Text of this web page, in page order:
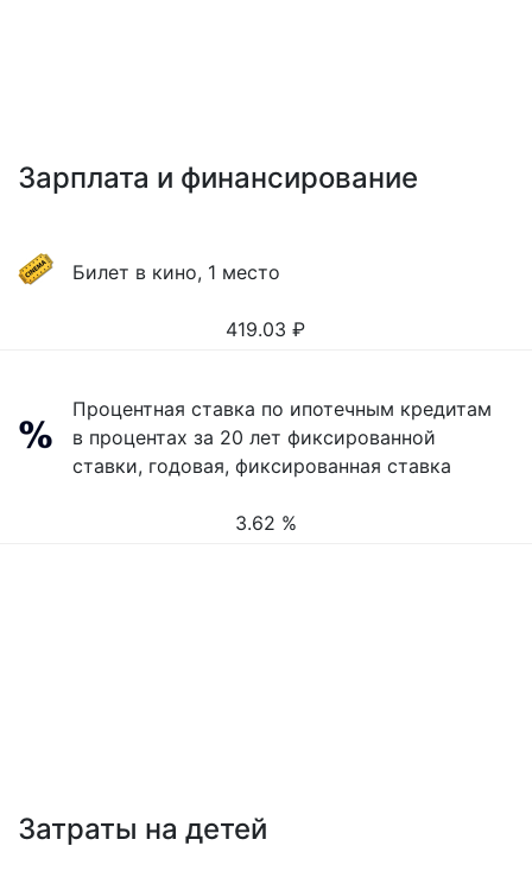
Зарплата и финансирование
Билет в кино, 1 место
419.03 ₽
Процентная ставка по ипотечным кредитам
в процентах за 20 лет фиксированной
ставки, годовая, фиксированная ставка
3.62 %
Затраты на детей